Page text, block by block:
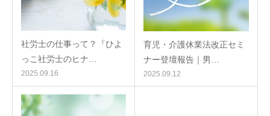
社労士の仕事って？『ひよ
っこ社労士のヒナ…
2025.09.16
育児・介護休業法改正セミ
ナー登壇報告｜男…
2025.09.12